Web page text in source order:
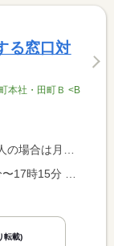
る窓口対
本社・田町Ｂ <B
間額を表示しています。
転載)